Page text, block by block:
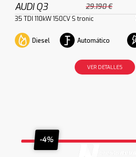
AUDI Q3 29.190 €
35 TDI 110kW 150CV S tronic
Diesel Automático
VER DETALLES
-4%